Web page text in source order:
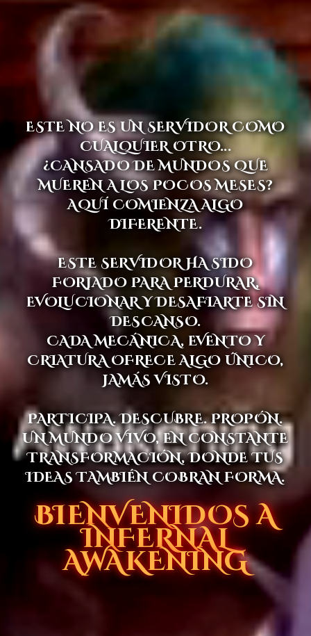
ESTE NO ES UN SERVIDOR COMO
CUALQUIER OTRO...
¿CANSADO DE MUNDOS QUE
MUEREN A LOS POCOS MESES?
AQUÍ COMIENZA ALGO
DIFERENTE.
ESTE SERVIDORHA SIDO
FORJADO PARA PERDURAR,
EVOLUCIONAR Y DESAFIARTE SIN
DESCANSO.
CADA MECÁNICA, EVENTO Y
CRIATURA OFRECE ALGO ÚNICO,
JAMÁS VISTO.
PARTICIPA. DESCUBRE. PROPÓN.
UN MUNDO VIVO, EN CONSTANTE
TRANSFORMACIÓN, DONDE TUS
IDEAS TAMBIÉN COBRAN FORMA.
BIENVENIDOS A
INFERNAL
AWAKENING